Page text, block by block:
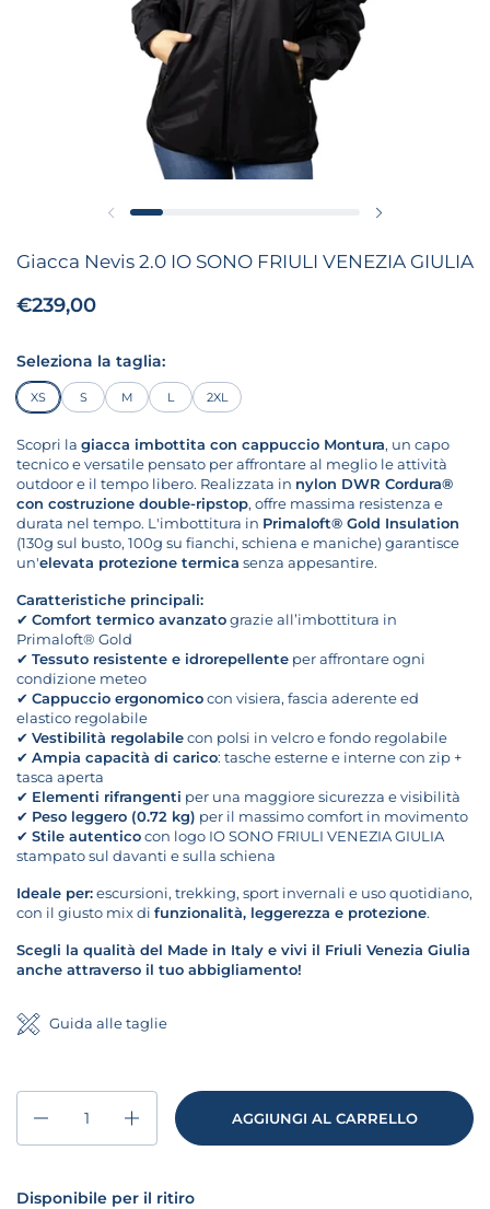
Diapositiva precedente
Giacca Nevis 2.0 IO SONO FRIULI VENEZIA GIULIA
Prezzo:
€239,00
Seleziona la taglia:
XS S M L 2XL
Scopri la giacca imbottita con cappuccio Montura, un capo
tecnico e versatile pensato per affrontare al meglio le attività
outdoor e il tempo libero. Realizzata in nylon DWR Cordura®
con costruzione double-ripstop, offre massima resistenza e
durata nel tempo. L'imbottitura in Primaloft® Gold Insulation
(130g sul busto, 100g su fianchi, schiena e maniche) garantisce
un'elevata protezione termica senza appesantire.
Caratteristiche principali:
✔ Comfort termico avanzatograzie all’imbottitura in
Primaloft® Gold
✔ Tessuto resistente e idrorepellente per affrontare ogni
condizione meteo
✔ Cappuccio ergonomicocon visiera, fascia aderente ed
elastico regolabile
✔ Vestibilità regolabilecon polsi in velcro e fondo regolabile
✔ Ampia capacità di carico: tasche esterne e interne con zip +
tasca aperta
✔ Elementi rifrangenti per una maggiore sicurezza e visibilità
✔ Peso leggero (0.72 kg) per il massimo comfort in movimento
✔ Stile autenticocon logo IO SONO FRIULI VENEZIA GIULIA
stampato sul davanti e sulla schiena
Ideale per:escursioni, trekking, sport invernali e uso quotidiano,
con il giusto mix di funzionalità, leggerezza e protezione.
Scegli la qualità del Made in Italy e vivi il Friuli Venezia Giulia
anche attraverso il tuo abbigliamento!
Guida alle taglie
AGGIUNGI AL CARRELLO
Disponibile per il ritiro